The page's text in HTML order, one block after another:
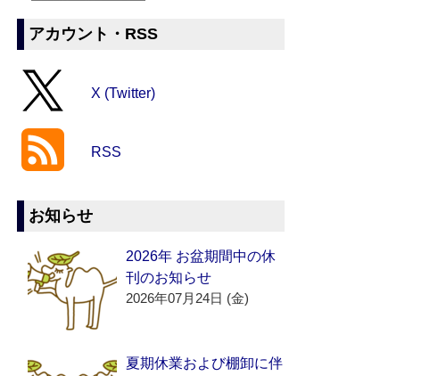
アカウント・RSS
X (Twitter)
RSS
お知らせ
2026年 お盆期間中の休
刊のお知らせ
2026年07月24日 (金)
夏期休業および棚卸に伴